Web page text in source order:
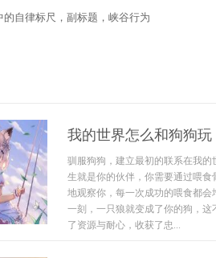
自律标尺，副标题，峡谷行为
我的世界怎么和狗狗
驯服狗狗，建立最初的联系在我
生就是你的伙伴，你需要通过喂
地观察你，每一次成功的喂食都
一刻，一只狼就变成了你的狗，
了资源与耐心，收获了忠...